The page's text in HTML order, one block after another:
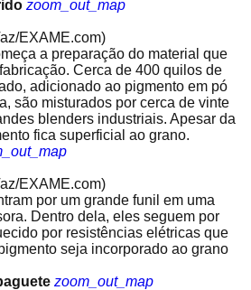
zoom_out_map
EXAME.com)
a preparação do material que
Cerca de 400 quilos de
adicionado ao pigmento em pó
são misturados por cerca de vinte
blenders industriais. Apesar da
fica superficial ao grano.
EXAME.com)
por um grande funil em uma
Dentro dela, eles seguem por
por resistências elétricas que
seja incorporado ao grano
zoom_out_map